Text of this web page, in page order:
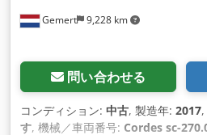
Gemert 9,228 km
問い合わせる
コンディション: 中古, 製造年: 2017
す, 機械／車両番号: Cordes sc-